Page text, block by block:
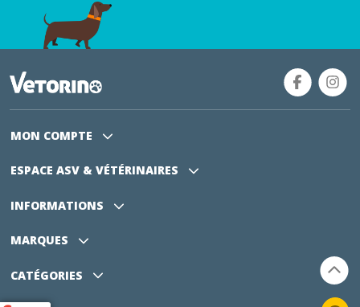
MON COMPTE
ESPACE ASV & VÉTÉRINAIRES
INFORMATIONS
MARQUES
CATÉGORIES